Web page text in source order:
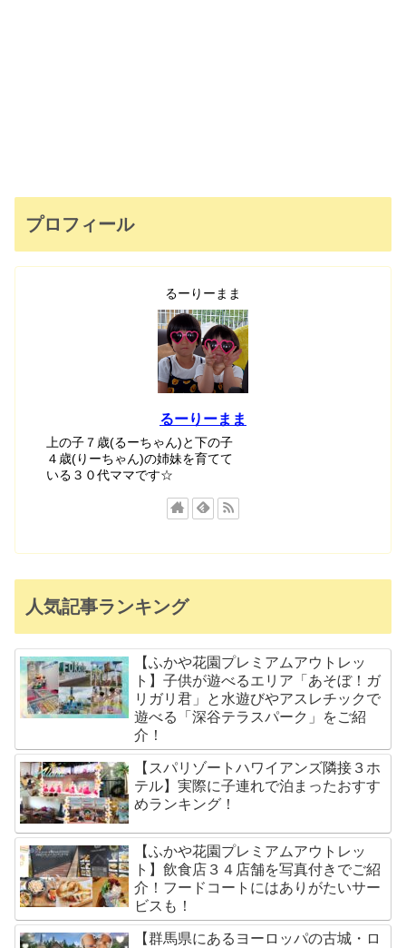
プロフィール
るーりーまま
るーりーまま
上の子７歳(るーちゃん)と下の子
４歳(りーちゃん)の姉妹を育てて
いる３０代ママです☆
人気記事ランキング
【ふかや花園プレミアムアウトレッ
ト】子供が遊べるエリア「あそぼ！ガ
リガリ君」と水遊びやアスレチックで
遊べる「深谷テラスパーク」をご紹
介！
【スパリゾートハワイアンズ隣接３ホ
テル】実際に子連れで泊まったおすす
めランキング！
【ふかや花園プレミアムアウトレッ
ト】飲食店３４店舗を写真付きでご紹
介！フードコートにはありがたいサー
ビスも！
【群馬県にあるヨーロッパの古城・ロ